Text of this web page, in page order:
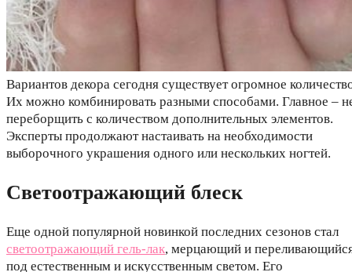
Вариантов декора сегодня существует огромное
Их можно комбинировать разными способами. Главное –
переборщить с количеством дополнительных элементов.
Эксперты продолжают настаивать на необходимости
выборочного украшения одного или нескольких ногтей.
Светоотражающий блеск
Еще одной популярной новинкой последних сезонов стал
светоотражающий гель-лак, мерцающий и
под естественным и искусственным светом. Его